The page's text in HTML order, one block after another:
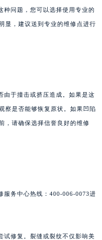
种问题，您可以选择使用专业的
显，建议送到专业的维修点进行
由于撞击或挤压造成。如果是这
察是否能够恢复原状。如果凹陷
，请确保选择信誉良好的维修
服务中心热线：400-006-0073进
试修复。裂缝或裂纹不仅影响美